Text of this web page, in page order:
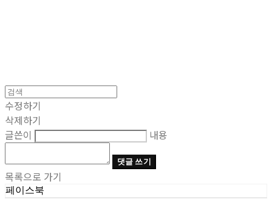
수정하기
삭제하기
글쓴이
내용
댓글 쓰기
목록으로 가기
페이스북